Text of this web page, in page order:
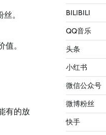
。
。
有的放
BILIBILI
QQ音乐
头条
小红书
微信公众号
微博粉丝
快手